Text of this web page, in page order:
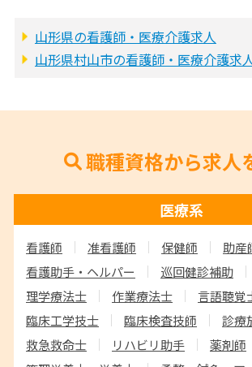
山形県の看護師・医療介護求人
山形県村山市の看護師・医療介護求
職種資格から求人
医療系
看護師 准看護師 保健師
助産
看護助手・ヘルパー
巡回健診補助
理学療法士
作業療法士
言語聴覚
臨床工学技士
臨床検査技師
診療
救急救命士
リハビリ助手
薬剤師